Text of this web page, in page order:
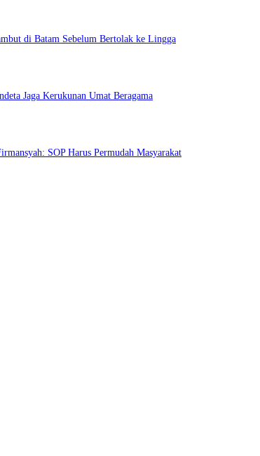
di Batam Sebelum Bertolak ke Lingga
Jaga Kerukunan Umat Beragama
SOP Harus Permudah Masyarakat